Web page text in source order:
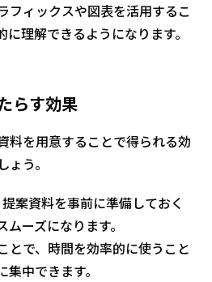
フィックスや図表を活用するこ
理解できるようになります。
らす効果
料を用意することで得られる効
う。
案資料を事前に準備しておく
ーズになります。
とで、時間を効率的に使うこと
中できます。